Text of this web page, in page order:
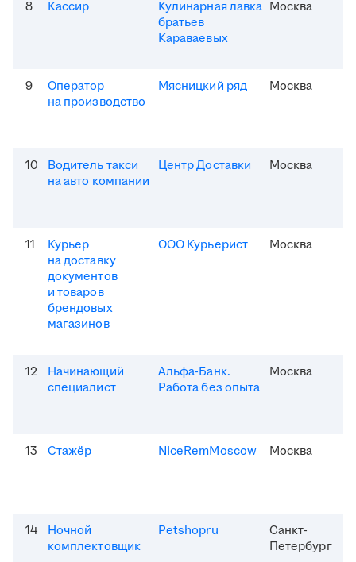
8 Кассир
Кулинарная лавка
братьев
Караваевых
Москва
9
Оператор
на производство
Мясницкий ряд Москва
10
Водитель такси
на авто компании
Центр Доставки Москва
11
Курьер
на доставку
документов
и товаров
брендовых
магазинов
ООО Курьерист Москва
12
Начинающий
специалист
Альфа-Банк.
Работа без опыта
Москва
13 Стажёр NiceRemMoscow Москва
14
Ночной
комплектовщик
Petshopru
Санкт-
Петербург